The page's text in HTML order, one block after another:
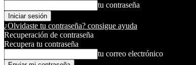
tu contraseña
¿Olvidaste tu contraseña? consigue ayuda
Recuperación de contraseña
Recupera tu contraseña
tu correo electrónico